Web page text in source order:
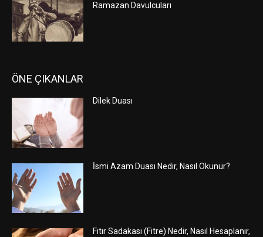
Ramazan Davulcuları
ÖNE ÇIKANLAR
Dilek Duası
İsmi Azam Duası Nedir, Nasıl Okunur?
Fıtır Sadakası (Fitre) Nedir, Nasıl Hesaplanır,